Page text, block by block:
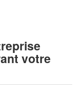
votre